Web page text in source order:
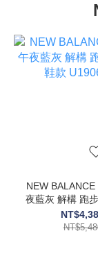
NEW
夜藍灰 解構 跑步
款